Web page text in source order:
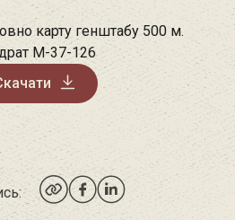
карту генштабу 500 м.
M-37-126